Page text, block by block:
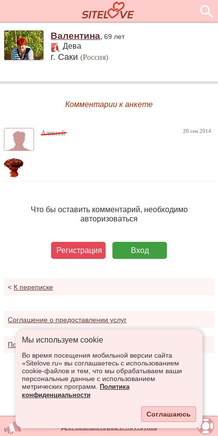
Валентина,69 лет
Дева
г. Саки(Россия)
Комментарии к анкете
20 сен 2014
Алексей
Что бы оставить комментарий, необходимо
авторизоваться
Регистрация Вход
< К переписке
Соглашение о предоставлении услуг
Политика конфиденциальности
Мы используем сookie
Во время посещения мобильной версии сайта
«Sitelove.ru» вы соглашаетесь с использованием
cookie-файлов и тем, что мы обрабатываем ваши
персональные данные с использованием
метрических программ.
Политика
конфиденциальности
Соглашаюсь
Для компьютеров и ноутбуков